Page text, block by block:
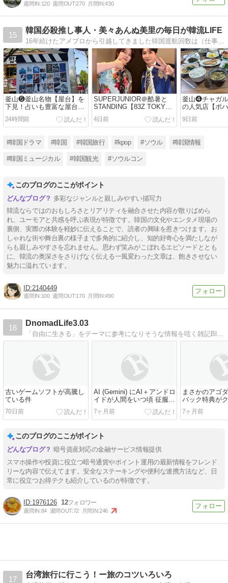
週間IN:120 週間OUT:270 月間IN:430
15
韓国必殺推し事人・美々あんぬ美里の毎日が韓流LIFE
16年続けたアメブロから引越してきました韓国渡航回数は（仕事も含め）200回を超えました。韓国旅行・韓国ドラマ・韓国MUSICAL・ソウルコン・・・など気ままに気楽に書いています
釜山❺釜山名物【屋台】を
下見！占いも豊富な屋台
STREETから国際市場へ向
かう
24時間前
SUPERJUNIOR＠酷暑と
STANDING【83Z TOKYO
FAN CONCERT】で見た人
間模様がカオスすぎた＠＠
4日前
釜山❹チャガ
の人気店【ポ
食べきれない
グ定食を
9日前
#韓国ドラマ #韓国 #韓国旅行 #kpop #ソウル #韓国情報
#韓国ミュージカル #韓国観光 #ソウルコン
このブログのここがポイント
多彩なジャンルと親しみやすい描写力
韓流ならではのおもしろさとリアリティを融合させた内容が散りばめら
れ、ユーモアと共感を呼ぶ表現が特徴です。韓国の文化やエンタメ現場の
裏側、実際の体験を軽妙に伝えることで、読者の興味を惹きつけます。お
しゃれな街や舞台裏の様子まで多角的に紹介し、知的好奇心を満たしなが
らも親しみやすさを忘れません。思わず笑みがこぼれるエピソードととも
に、韓流の奥深さをさりげなく伝える一風変わった文章は、飽きさせない
魅力に溢れています。
2140449
週間IN:100 週間OUT:170 月間IN:490
16
DnomadLife3.03
古いゲームソフトが高騰し
ている件
70日前
AI (Gemini) にAI＋アンドロ
イドが人間をいつ頃 征服す
るか聞いてみた結
果！！！！！
7ヶ月前
まさかのアゴ
バック特典が
ード経由で正
た件
7ヶ月前
このブログのここがポイント
暗号資産対応の金融サービス情報提供
スマホ操作や投資に役立つ暗号通貨やポイント運用の最新情報をフレンド
リーな内容で伝えてます。安全なステーキングや便利な連携方法など、日
常に役立つお得テクも紹介しているのが特徴です。
1976126 12
週間IN:84 週間OUT:72 月間IN:246
17
台湾旅行に行こう！ー旅のコツいろいろ